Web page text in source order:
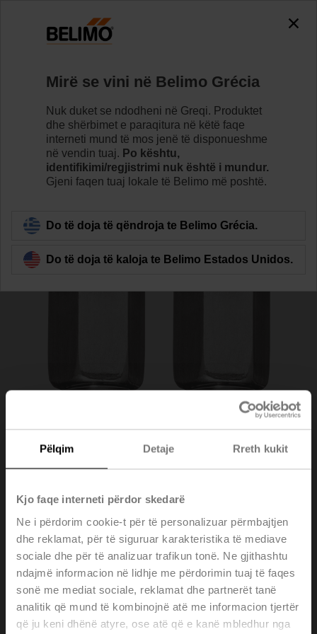
Pëlqim Detaje Rreth kukit
Kjo faqe interneti përdor skedarë
Ne i përdorim cookie-t për të personalizuar përmbajtjen
dhe reklamat, për të siguruar karakteristika të mediave
sociale dhe për të analizuar trafikun tonë. Ne gjithashtu
ndajmë informacion në lidhje me përdorimin tuaj të faqes
sonë me mediat sociale, reklamat dhe partnerët tanë
analitik që mund të kombinojnë atë me informacion tjertër
që ju keni dhënë atyre, ose atë që e kanë mbledhur nga
accessing the absolute URL
"https://www.belimo.com/gr/sq_AL/~mgnlArea=outdated~".
https://www.belimo.com/gr/sq_AL/~mgnlArea=outdated~
Sensorë/matës Aksesorë
A-22WP-A06
Back to product category
A-22WP-A06
Pipe connector, Pipe 6 mm to G 1/4" (external thread),
Mirë se vini në Belimo Grécia
Nuk duket se ndodheni në Greqi. Produktet
dhe shërbimet e paraqitura në këtë faqe
interneti mund të mos jenë të disponueshme
në vendin tuaj. Po kështu,
identifikimi/regjistrimi nuk është i mundur.
Gjeni faqen tuaj lokale të Belimo më poshtë.
Do të doja të qëndroja te Belimo Grécia.
Do të doja të kaloja te Belimo Estados Unidos.